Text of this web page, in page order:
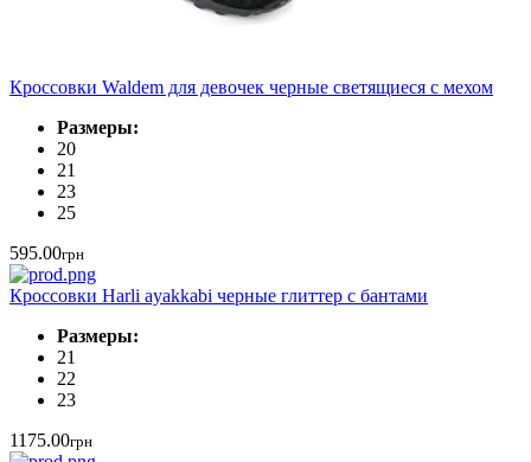
Кроссовки Waldem для девочек черные светящиеся с мехом
Размеры:
20
21
23
25
595.00грн
Кроссовки Harli ayakkabi черные глиттер с бантами
Размеры:
21
22
23
1175.00грн